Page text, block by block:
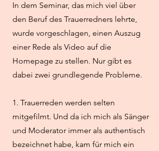
In dem Seminar, das mich viel über
den Beruf des Trauerredners lehrte,
wurde vorgeschlagen, einen Auszug
einer Rede als Video auf die
Homepage zu stellen. Nur gibt es
dabei zwei grundlegende Probleme.
1. Trauerreden werden selten
mitgefilmt. Und da ich mich als Sänger
und Moderator immer als authentisch
bezeichnet habe, kam für mich ein